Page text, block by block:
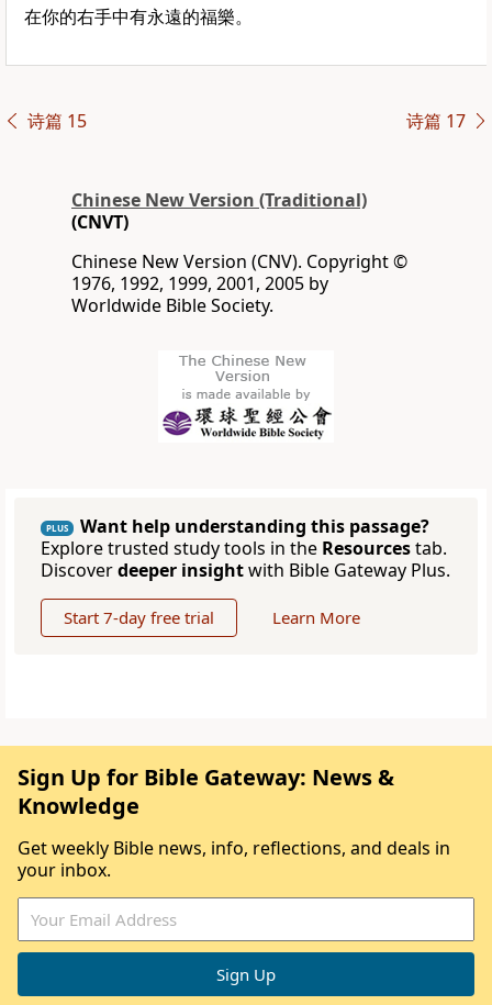
在你的右手中有永遠的福樂。
诗篇 15 诗篇 17
Chinese New Version (Traditional)
(CNVT)
Chinese New Version (CNV). Copyright ©
1976, 1992, 1999, 2001, 2005 by
Worldwide Bible Society.
PLUS
Want help understanding this passage?
Explore trusted study tools in the Resourcestab.
Discoverdeeper insightwith Bible Gateway Plus.
Start 7-day free trial Learn More
Sign Up for Bible Gateway: News &
Knowledge
Get weekly Bible news, info, reflections, and deals in
your inbox.